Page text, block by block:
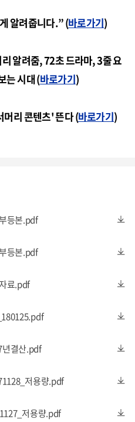
알려줍니다.” (바로가기)
알려줌, 72초 드라마, 3줄 요
는 시대 (바로가기)
리 콘텐츠' 뜬다 (바로가기)
등본.pdf
등본.pdf
료.pdf
년결산.pdf
저용량.pdf
저용량.pdf